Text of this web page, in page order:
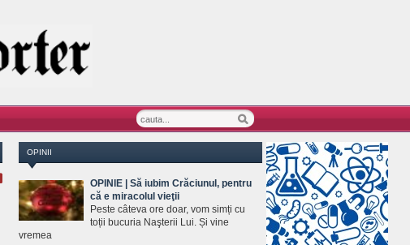
OPINII
OPINIE | Să iubim Crăciunul, pentru
că e miracolul vieţii
Peste câteva ore doar, vom simți cu
toții bucuria Naşterii Lui. Și vine
vremea